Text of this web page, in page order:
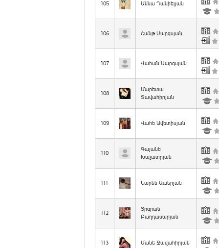
105 Աննա Դանիելյան
106 Շանթ Սարգսյան
107 Վահան Սարգսյան
108
Մարետա
Ջավահիրյան
109 Վահե Ավետիսյան
110
Գայանե
Խաչատրյան
111 Նարեկ Ապերյան
112
Տրգրան
Բաղդասարյան
113 Մանե Ջավահիրյան